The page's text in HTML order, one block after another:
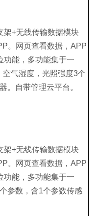
架+无线传输数据模块
。网页查看数据，APP
功能，多功能集于一
气湿度，光照强度3个
。自带管理云平台。
架+无线传输数据模块
。网页查看数据，APP
功能，多功能集于一
参数，含1个参数传感